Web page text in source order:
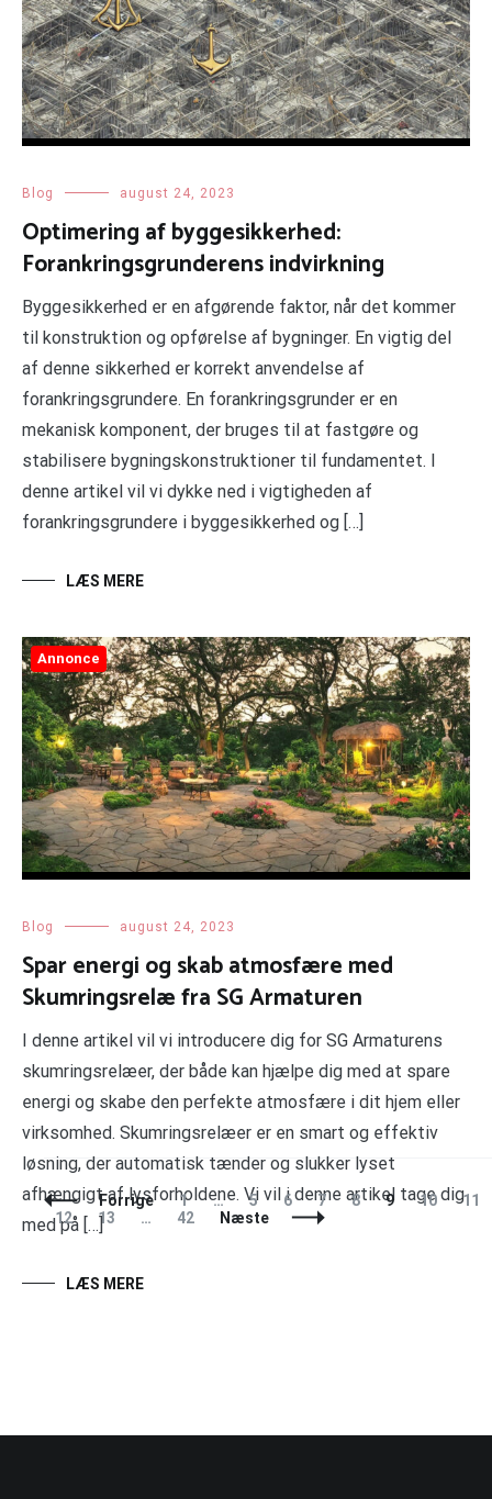
Blog august 24, 2023
Optimering af byggesikkerhed:
Forankringsgrunderens indvirkning
Byggesikkerhed er en afgørende faktor, når det kommer
til konstruktion og opførelse af bygninger. En vigtig del
af denne sikkerhed er korrekt anvendelse af
forankringsgrundere. En forankringsgrunder er en
mekanisk komponent, der bruges til at fastgøre og
stabilisere bygningskonstruktioner til fundamentet. I
denne artikel vil vi dykke ned i vigtigheden af
forankringsgrundere i byggesikkerhed og […]
LÆS MERE
Annonce
Blog august 24, 2023
Spar energi og skab atmosfære med
Skumringsrelæ fra SG Armaturen
I denne artikel vil vi introducere dig for SG Armaturens
skumringsrelæer, der både kan hjælpe dig med at spare
energi og skabe den perfekte atmosfære i dit hjem eller
virksomhed. Skumringsrelæer er en smart og effektiv
løsning, der automatisk tænder og slukker lyset
afhængigt af lysforholdene. Vi vil i denne artikel tage dig
med på […]
LÆS MERE
Indlægsnavigation
Forrige Side
1 … Side
5 Side
6 Side
7 Side
8 Side
9 Side
10
11
Side
12 Side
13 … Side
42 Næste